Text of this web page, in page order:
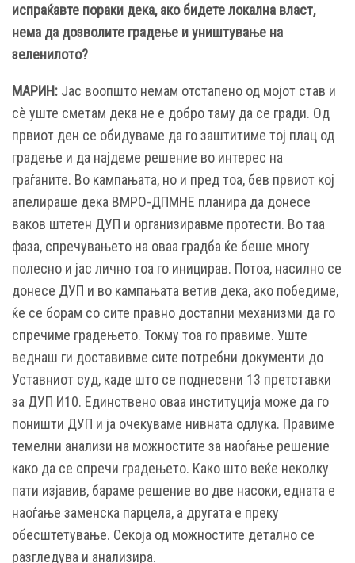
испраќавте пораки дека, ако бидете локална власт,
нема да дозволите градење и уништување на
зеленилото?
МАРИН: Јас воопшто немам отстапено од мојот став и
сѐ уште сметам дека не е добро таму да се гради. Од
првиот ден се обидуваме да го заштитиме тој плац од
градење и да најдеме решение во интерес на
граѓаните. Во кампањата, но и пред тоа, бев првиот кој
апелираше дека ВМРО-ДПМНЕ планира да донесе
ваков штетен ДУП и организиравме протести. Во таа
фаза, спречувањето на оваа градба ќе беше многу
полесно и јас лично тоа го иницирав. Потоа, насилно се
донесе ДУП и во кампањата ветив дека, ако победиме,
ќе се борам со сите правно достапни механизми да го
спречиме градењето. Токму тоа го правиме. Уште
веднаш ги доставивме сите потребни документи до
Уставниот суд, каде што се поднесени 13 претставки
за ДУП И10. Единствено оваа институција може да го
поништи ДУП и ја очекуваме нивната одлука. Правиме
темелни анализи на можностите за наоѓање решение
како да се спречи градењето. Како што веќе неколку
пати изјавив, бараме решение во две насоки, едната е
наоѓање заменска парцела, а другата е преку
обесштетување. Секоја од можностите детално се
разгледува и анализира.